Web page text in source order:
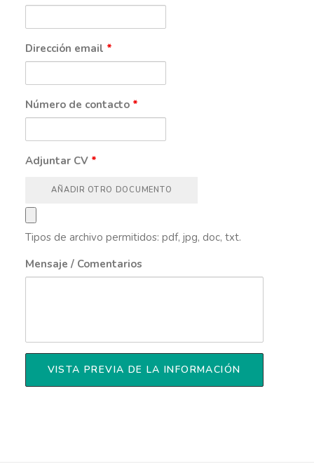
Dirección email *
Número de contacto *
Adjuntar CV *
AÑADIR OTRO DOCUMENTO
Tipos de archivo permitidos: pdf, jpg, doc, txt.
Mensaje / Comentarios